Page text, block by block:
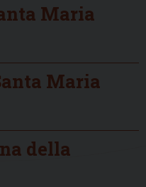
Maria
Maria
della